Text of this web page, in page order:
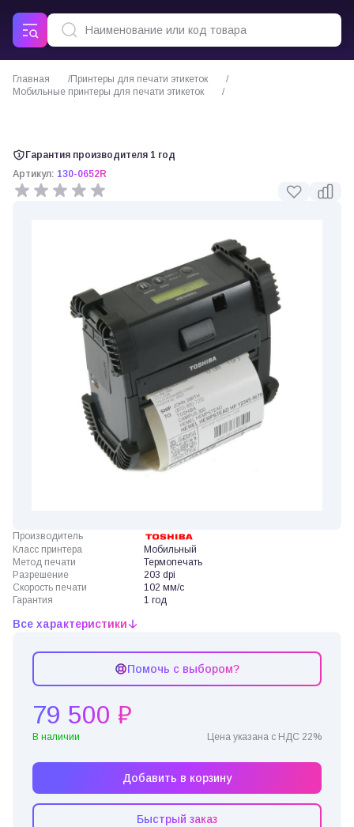
Главная
Принтеры для печати этикеток
Мобильные принтеры для печати этикеток
Гарантия производителя 1 год
Артикул: 130-0652R
Производитель
Класс принтера
Мобильный
Метод печати
Термопечать
Разрешение
203 dpi
Скорость печати
102 мм/с
Гарантия
1 год
Все характеристики
Помочь с выбором?
79 500 ₽
В наличии Цена указана с НДС 22%
Добавить в корзину
Быстрый заказ